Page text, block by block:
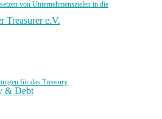
von Unternehmenszielen in die
Treasurer e.V.
für das Treasury
& Debt